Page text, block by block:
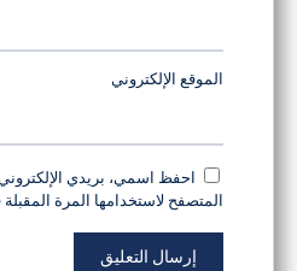
احفظ اسمي، بريدي